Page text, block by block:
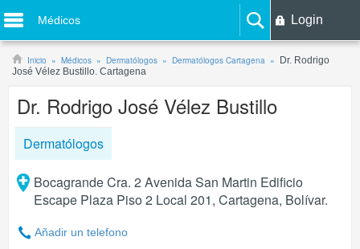
Médicos Login
Inicio Médicos Dermatólogos Dermatólogos Cartagena
Dr. Rodrigo
José Vélez Bustillo. Cartagena
Dr. Rodrigo José Vélez Bustillo
Dermatólogos
Bocagrande Cra. 2 Avenida San Martin Edificio
Escape Plaza Piso 2 Local 201, Cartagena, Bolívar.
Añadir un telefono